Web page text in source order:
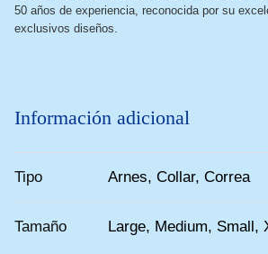
50 años de experiencia, reconocida por su
exclusivos diseños.
Información adicional
Tipo Arnes, Collar, Correa
Tamaño Large, Medium, Small,